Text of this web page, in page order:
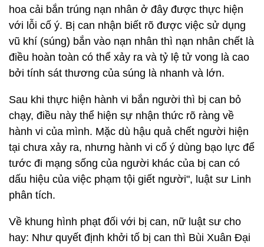
hoa cải bắn trúng nạn nhân ở đây được thực hiện
với lỗi cố ý. Bị can nhận biết rõ được việc sử dụng
vũ khí (súng) bắn vào nạn nhân thì nạn nhân chết là
điều hoàn toàn có thể xảy ra và tỷ lệ tử vong là cao
bởi tính sát thương của súng là nhanh và lớn.
Sau khi thực hiện hành vi bắn người thì bị can bỏ
chạy, điều này thể hiện sự nhận thức rõ ràng về
hành vi của mình. Mặc dù hậu quả chết người hiện
tại chưa xảy ra, nhưng hành vi cố ý dùng bạo lực để
tước đi mạng sống của người khác của bị can có
dấu hiệu của việc phạm tội giết người", luật sư Linh
phân tích.
Về khung hình phạt đối với bị can, nữ luật sư cho
hay: Như quyết định khởi tố bị can thì Bùi Xuân Đại